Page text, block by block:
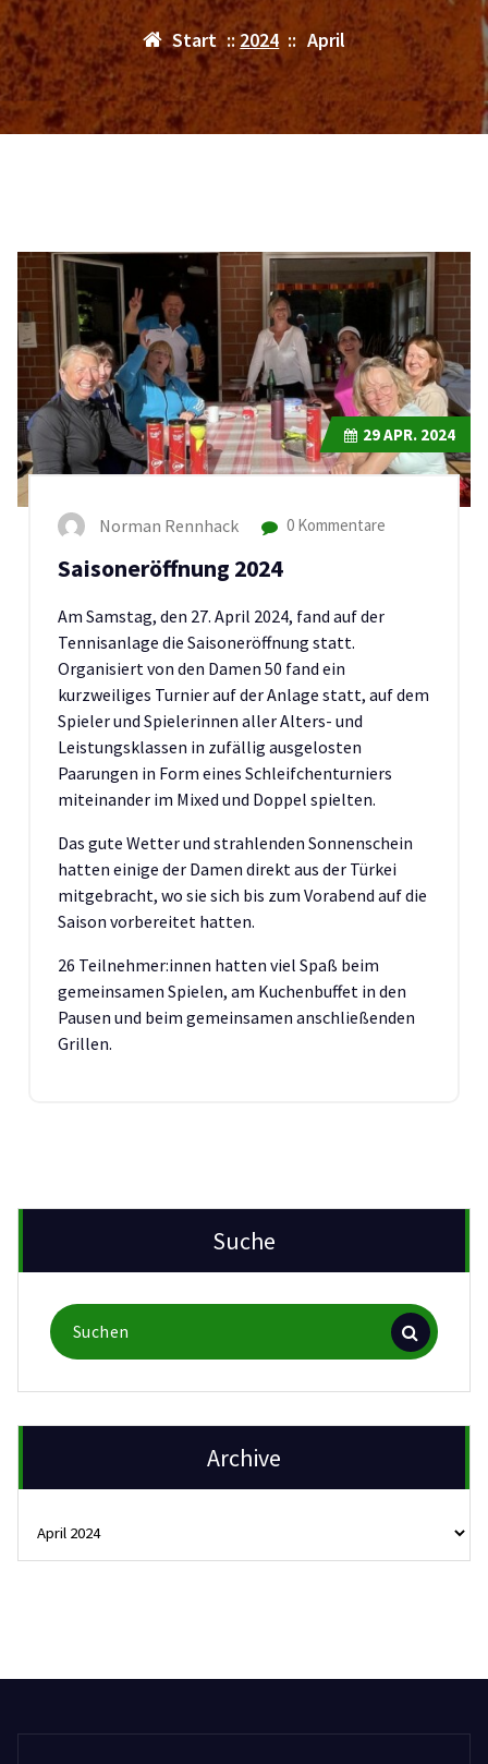
Start ::2024 :: April
29APR. 2024
Norman Rennhack 0 Kommentare
Saisoneröffnung 2024
Am Samstag, den 27. April 2024, fand auf der
Tennisanlage die Saisoneröffnung statt.
Organisiert von den Damen 50 fand ein
kurzweiliges Turnier auf der Anlage statt, auf dem
Spieler und Spielerinnen aller Alters- und
Leistungsklassen in zufällig ausgelosten
Paarungen in Form eines Schleifchenturniers
miteinander im Mixed und Doppel spielten.
Das gute Wetter und strahlenden Sonnenschein
hatten einige der Damen direkt aus der Türkei
mitgebracht, wo sie sich bis zum Vorabend auf die
Saison vorbereitet hatten.
26 Teilnehmer:innen hatten viel Spaß beim
gemeinsamen Spielen, am Kuchenbuffet in den
Pausen und beim gemeinsamen anschließenden
Grillen.
Suche
Suchen
nach:
Archive